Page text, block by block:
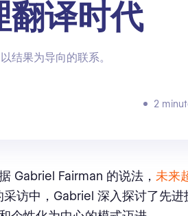
翻译时代
结果为导向的联系。
2
Gabriel Fairman 的说法， 未来
访中，Gabriel 深入探讨了先进